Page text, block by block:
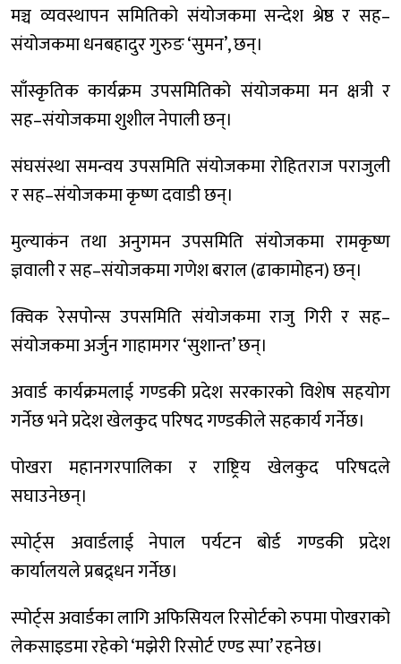
मञ्च व्यवस्थापन समितिको संयोजकमा सन्देश श्रेष्ठ र सह–
संयोजकमा धनबहादुर गुरुङ ‘सुमन’, छन्।
साँस्कृतिक कार्यक्रम उपसमितिको संयोजकमा मन क्षत्री र
सह–संयोजकमा शुशील नेपाली छन्।
संघसंस्था समन्वय उपसमिति संयोजकमा रोहितराज पराजुली
र सह–संयोजकमा कृष्ण दवाडी छन्।
मुल्याकंन तथा अनुगमन उपसमिति संयोजकमा रामकृष्ण
ज्ञवाली र सह–संयोजकमा गणेश बराल (ढाकामोहन) छन्।
क्विक रेसपोन्स उपसमिति संयोजकमा राजु गिरी र सह–
संयोजकमा अर्जुन गाहामगर ‘सुशान्त’ छन्।
अवार्ड कार्यक्रमलाई गण्डकी प्रदेश सरकारको विशेष सहयोग
गर्नेछ भने प्रदेश खेलकुद परिषद गण्डकीले सहकार्य गर्नेछ।
पोखरा महानगरपालिका र राष्ट्रिय खेलकुद परिषदले
सघाउनेछन्।
स्पोर्ट्स अवार्डलाई नेपाल पर्यटन बोर्ड गण्डकी प्रदेश
कार्यालयले प्रबद्र्धन गर्नेछ।
स्पोर्ट्स अवार्डका लागि अफिसियल रिसोर्टको रुपमा पोखराको
लेकसाइडमा रहेको ‘मझेरी रिसोर्ट एण्ड स्पा’ रहनेछ।